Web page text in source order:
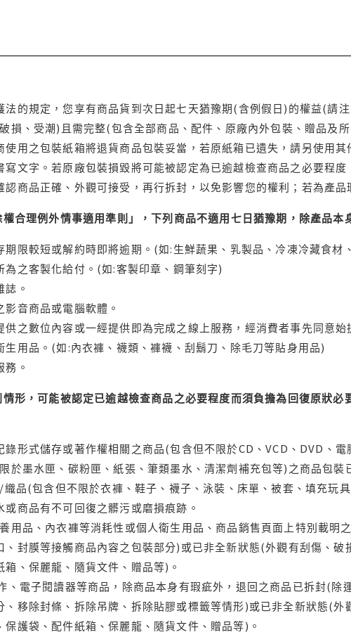
法的規定，您享有商品貨到次日起七天猶豫期(含例假日)的權益(請
損、受潮)且需完整(包含全部商品、配件、原廠內外包裝、贈品及
使用之包裝紙箱將退貨商品包裝妥當，若原紙箱已遺失，請另使用
寫文字。若原廠包裝損毀將可能被認定為已逾越檢查商品之必要程
認商品正確、外觀可接受，再行拆封，以免影響您的權利；若為產
合理例外情事適用準則」，下列商品不適用七日猶豫期，除產品本
期限較短或解約時即將逾期。(如:生鮮蔬果、乳製品、冷凍冷藏食材
為之客製化給付。(如:客製印章、鋼筆刻字)
。
音商品或電腦軟體。
供之數位內容或一經提供即為完成之線上服務，經消費者事先同意
生用品。(如:內衣褲、襪類、褲襪、刮鬍刀、除毛刀等貼身用品)
務。
形，可能被認定已逾越檢查商品之必要程度而須負擔為回復原狀
錄形式儲存或著作權相關之商品(包含但不限於CD、VCD、DVD、
於墨水匣、碳粉匣、紙張、筆類墨水、清潔劑補充包等)之商品包
品(包含但不限於衣褲、鞋子、襪子、泳裝、床單、被套、填充玩
或商品有不可回復之髒污或磨損痕跡。
用品、內衣褲等消耗性或個人衛生用品、商品銷售頁面上特別載明
、封膜等接觸商品內容之包裝部分)或已非全新狀態(外觀有刮傷、
箱、保麗龍、隨貨文件、贈品等)。
、電子閱讀器等商品，除商品本身有瑕疵外，退回之商品已拆封(
、移除封條、拆除吊牌、拆除貼膠或標籤等情形)或已非全新狀態(
保護袋、配件紙箱、保麗龍、隨貨文件、贈品等)。